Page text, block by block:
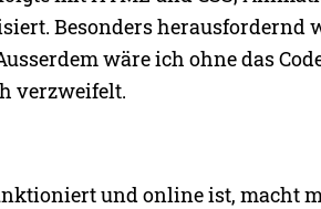
Besonders herausfordernd
wäre ich ohne das
verzweifelt.
und online ist, macht